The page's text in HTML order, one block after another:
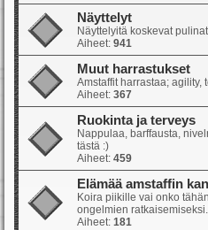
Näyttelyt
Näyttelyitä koskevat pulinat
Aiheet: 941
Muut harrastukset
Amstaffit harrastaa; agility,
Aiheet: 367
Ruokinta ja terveys
Nappulaa, barffausta,
tästä :)
Aiheet: 459
Elämää amstaffin
Koira piikille vai onko
ongelmien ratkaisemiseksi.
Aiheet: 181